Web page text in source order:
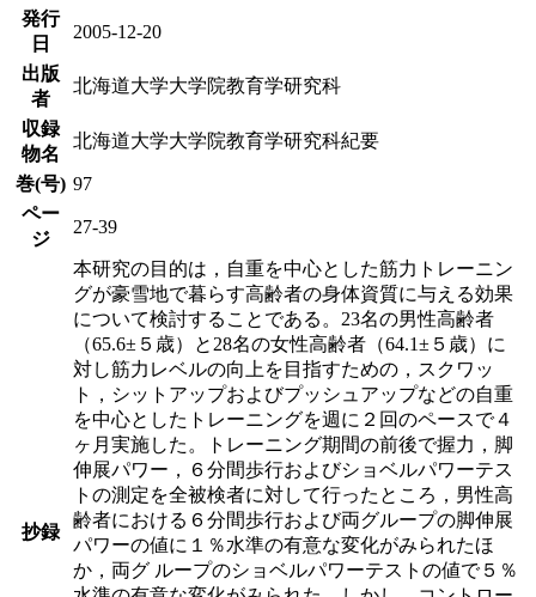
発行
日
2005-12-20
出版
者
北海道大学大学院教育学研究科
収録
物名
北海道大学大学院教育学研究科紀要
巻(号) 97
ペー
ジ
27-39
抄録
本研究の目的は，自重を中心とした筋力トレーニン
グが豪雪地で暮らす高齢者の身体資質に与える効果
について検討することである。23名の男性高齢者
（65.6±５歳）と28名の女性高齢者（64.1±５歳）に
対し筋力レベルの向上を目指すための，スクワッ
ト，シットアップおよびプッシュアップなどの自重
を中心としたトレーニングを週に２回のペースで４
ヶ月実施した。トレーニング期間の前後で握力，脚
伸展パワー，６分間歩行およびショベルパワーテス
トの測定を全被検者に対して行ったところ，男性高
齢者における６分間歩行および両グループの脚伸展
パワーの値に１％水準の有意な変化がみられたほ
か，両グ ループのショベルパワーテストの値で５％